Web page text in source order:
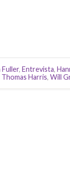
Fuller, Entrevista,
Thomas Harris, Will